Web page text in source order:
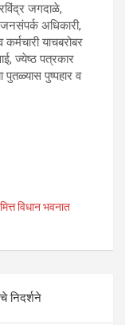
जगदाळे,
अधिकारी,
याचबरोबर
ज्येष्ठ पत्रकार
पुतळ्यास पुष्पहार व
विधान भवनात
निदर्शने